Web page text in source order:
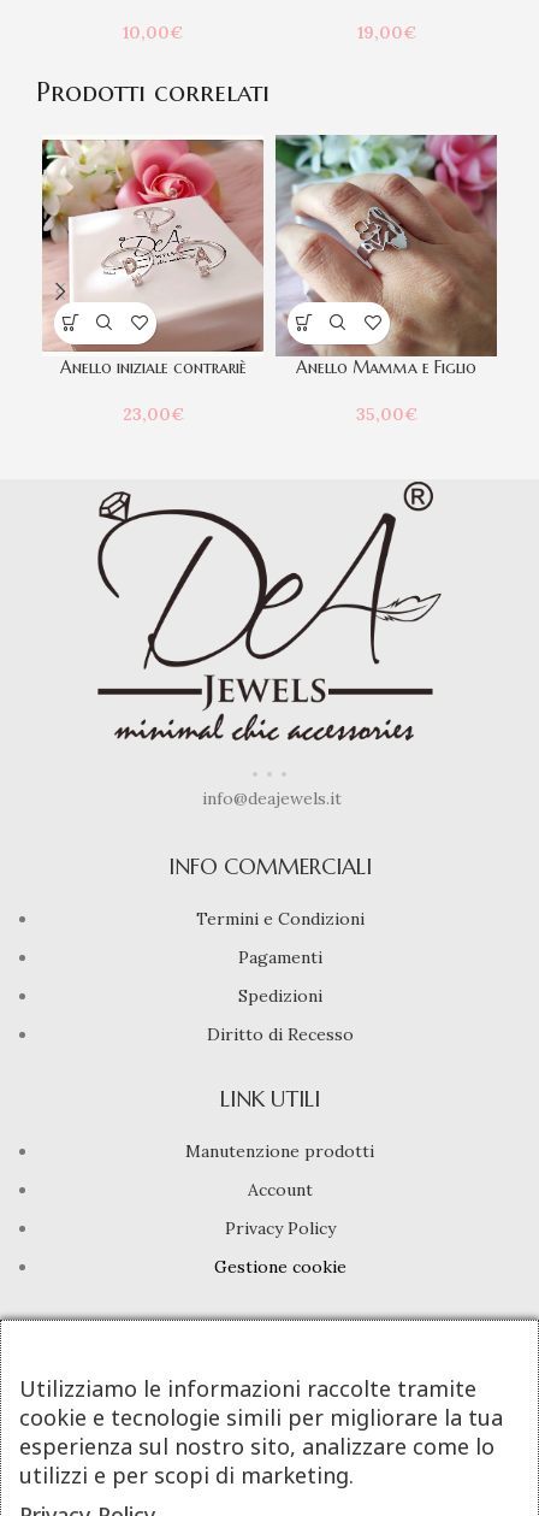
10,00€ 19,00€
Prodotti correlati
Anello iniziale contrariè
23,00€
Anello Mamma e Figlio
35,00€
info@deajewels.it
INFO COMMERCIALI
Termini e Condizioni
Pagamenti
Spedizioni
Diritto di Recesso
LINK UTILI
Manutenzione prodotti
Account
Privacy Policy
Gestione cookie
Chi siamo
Dicono di noi
Domande frequenti
Utilizziamo le informazioni raccolte tramite
cookie e tecnologie simili per migliorare la tua
esperienza sul nostro sito, analizzare come lo
utilizzi e per scopi di marketing.